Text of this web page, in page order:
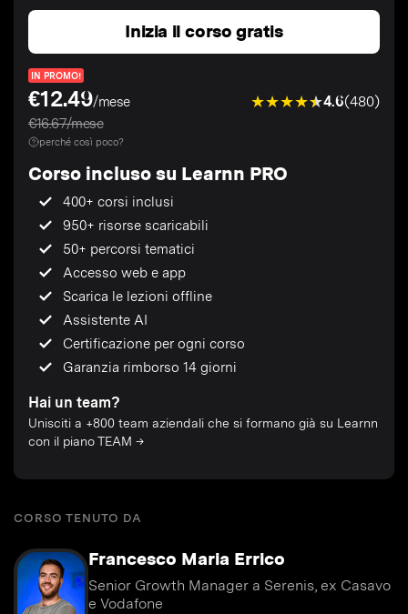
Inizia il corso gratis
IN PROMO!
€12.49/mese
€16.67/mese
4.6(480)
perché così poco?
Corso incluso su Learnn PRO
400+ corsi inclusi
950+ risorse scaricabili
50+ percorsi tematici
Accesso web e app
Scarica le lezioni offline
Assistente AI
Certificazione per ogni corso
Garanzia rimborso 14 giorni
Hai un team?
Unisciti a +800 team aziendali che si formano già su Learnn
con il piano TEAM →
CORSO TENUTO DA
Francesco Maria Errico
Senior Growth Manager a Serenis, ex Casavo
e Vodafone